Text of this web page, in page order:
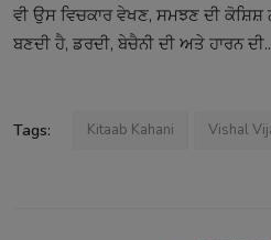
ਵੀ ਉਸ ਵਿਚਕਾਰ ਵੇਖਣ, ਸਮਝਣ ਦੀ ਕੋਸ਼ਿਸ਼
ਬਣਦੀ ਹੈ, ਡਰਦੀ, ਬੇਚੈਨੀ ਦੀ ਅਤੇ ਹਾਰਨ ਦੀ
Tags: Kitaab Kahani Vishal